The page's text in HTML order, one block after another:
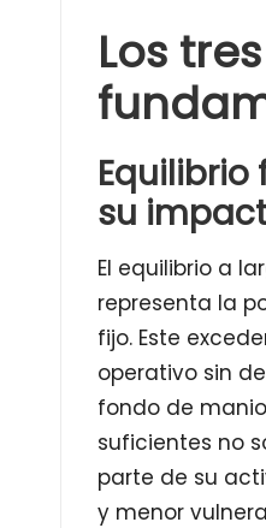
Los
su
El equilibrio a
representa la
fijo. Este
operativo sin
fondo de
suficientes no
parte de su
y menor